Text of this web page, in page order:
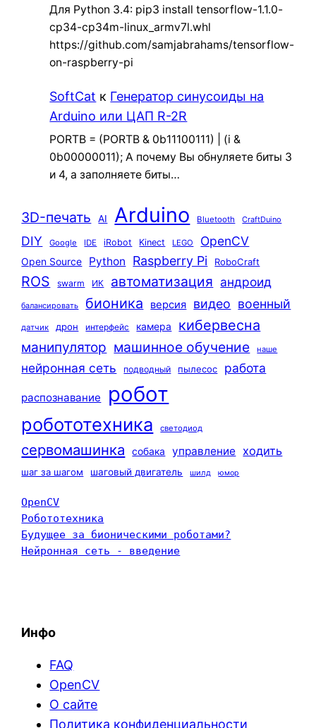
Для Python 3.4: pip3 install tensorflow-1.1.0-
cp34-cp34m-linux_armv7l.whl
https://github.com/samjabrahams/tensorflow-
on-raspberry-pi
SoftCat к Генератор синусоиды на
Arduino или ЦАП R-2R
PORTB = (PORTB & 0b11100111) | (i &
0b00000011); А почему Вы обнуляете биты 3
и 4, а заполняете биты…
3D-печать AI Arduino Bluetooth CraftDuino
DIY Google IDE iRobot Kinect LEGO OpenCV
Open Source Python Raspberry Pi RoboCraft
ROS swarm ИК автоматизация андроид
балансировать бионика версия видео военный
датчик дрон интерфейс камера кибервесна
манипулятор машинное обучение наше
нейронная сеть подводный пылесос работа
распознавание робот
робототехника светодиод
сервомашинка собака управление ходить
шаг за шагом шаговый двигатель шилд юмор
OpenCV
Робототехника
Будущее за бионическими роботами?
Нейронная сеть - введение
Инфо
FAQ
OpenCV
О сайте
Политика конфиденциальности